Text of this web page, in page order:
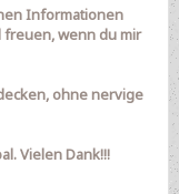
Informationen
wenn du mir
ohne nervige
Vielen Dank!!!